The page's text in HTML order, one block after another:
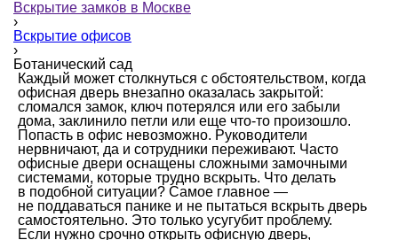
Вскрытие замков в Москве
›
Вскрытие офисов
›
Ботанический сад
Каждый может столкнуться с обстоятельством, когда
офисная дверь внезапно оказалась закрытой:
сломался замок, ключ потерялся или его забыли
дома, заклинило петли или еще что-то произошло.
Попасть в офис невозможно. Руководители
нервничают, да и сотрудники переживают. Часто
офисные двери оснащены сложными замочными
системами, которые трудно вскрыть. Что делать
в подобной ситуации? Самое главное —
не поддаваться панике и не пытаться вскрыть дверь
самостоятельно. Это только усугубит проблему.
Если нужно срочно открыть офисную дверь,